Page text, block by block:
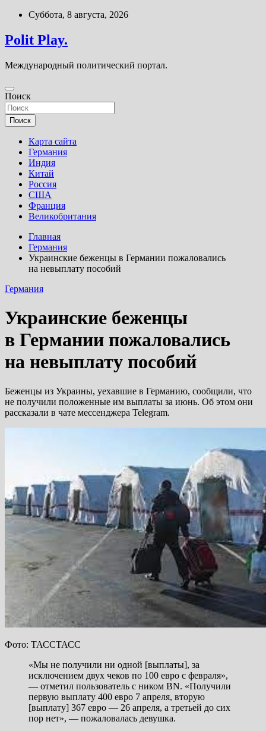
Перейти
содержимому
Суббота, 8 августа, 2026
Polit Play.
Международный политический портал.
Поиск
Поиск
Карта сайта
Германия
Индия
Китай
Россия
США
Франция
Великобритания
Главная
Германия
Украинские беженцы в Германии пожаловались
на невыплату пособий
Германия
Украинские беженцы
в Германии пожаловались
на невыплату пособий
Беженцы из Украины, уехавшие в Германию, сообщили, что
не получили положенные им выплаты за июнь. Об этом они
рассказали в чате мессенджера Telegram.
Фото: ТАССТАСС
«Мы не получили ни одной [выплаты], за
исключением двух чеков по 100 евро с февраля»,
— отметил пользователь с ником BN. «Получили
первую выплату 400 евро 7 апреля, вторую
[выплату] 367 евро — 26 апреля, а третьей до сих
пор нет», — пожаловалась девушка.